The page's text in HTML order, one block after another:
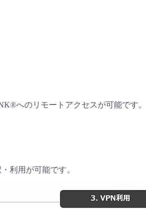
へのリモートアクセスが可能です。
利用が可能です。